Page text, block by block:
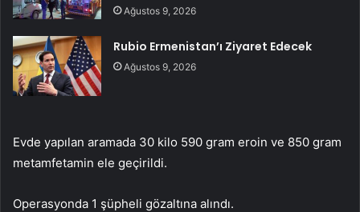
Ağustos 9, 2026
Rubio Ermenistan’ı Ziyaret Edecek
Ağustos 9, 2026
Evde yapılan aramada 30 kilo 590 gram eroin ve 850 gram
metamfetamin ele geçirildi.
Operasyonda 1 şüpheli gözaltına alındı.